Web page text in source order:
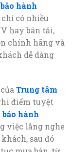
hành
có nhiều
hay bán tải,
chính hãng và
dễ dàng
Trung tâm
điểm tuyệt
hành
việc lắng nghe
sau đó